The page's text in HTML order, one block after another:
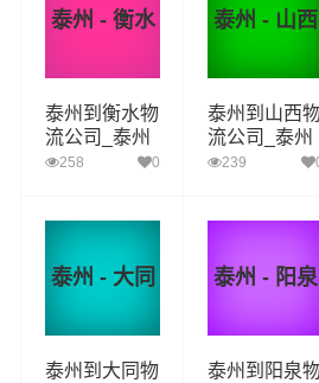
泰州 - 衡水
泰州到衡水物
流公司_泰州
到衡水货运_
258 0
泰州 - 山西
泰州到山西
流公司_泰州
到山西货运_
239
泰州 - 大同
泰州到大同物
泰州 - 阳泉
泰州到阳泉